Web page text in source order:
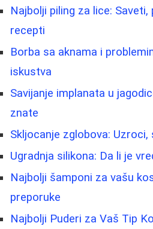
Najbolji piling za lice:
recepti
Borbа sa aknama i
iskustva
Savijanje implanata u
znate
Skljocanje zglobova:
Ugradnja silikona: Da li je
Najbolji šamponi za vašu
preporuke
Najbolji Puderi za Vaš Tip